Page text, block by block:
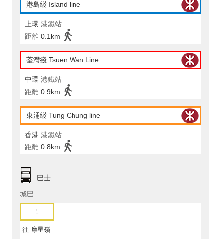
港島綫 Island line
上環 港鐵站
距離 0.1km
荃灣綫 Tsuen Wan Line
中環 港鐵站
距離 0.9km
東涌綫 Tung Chung line
香港 港鐵站
距離 0.8km
巴士
城巴
1
往 摩星嶺